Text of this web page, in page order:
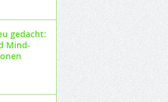
gedacht:
Mind-